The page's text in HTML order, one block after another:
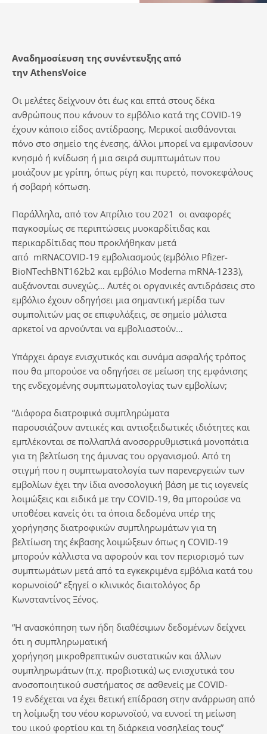
Αναδημοσίευση της συνέντευξης από
την AthensVoice
Οι μελέτες δείχνουν ότι έως και επτά στους δέκα
ανθρώπους που κάνουν το εμβόλιο κατά της COVID-19
έχουν κάποιο είδος αντίδρασης. Μερικοί αισθάνονται
πόνο στο σημείο της ένεσης, άλλοι μπορεί να εμφανίσουν
κνησμό ή κνίδωση ή μια σειρά συμπτωμάτων που
μοιάζουν με γρίπη, όπως ρίγη και πυρετό, πονοκεφάλους
ή σοβαρή κόπωση.
Παράλληλα, από τον Απρίλιο του 2021 οι αναφορές
παγκοσμίως σε περιπτώσεις μυοκαρδίτιδας και
περικαρδίτιδας που προκλήθηκαν μετά
από mRNACOVID-19 εμβολιασμούς (εμβόλιο Pfizer-
BioNTechBNT162b2 και εμβόλιο Moderna mRNA-1233),
αυξάνονται συνεχώς… Αυτές οι οργανικές αντιδράσεις στο
εμβόλιο έχουν οδηγήσει μια σημαντική μερίδα των
συμπολιτών μας σε επιφυλάξεις, σε σημείο μάλιστα
αρκετοί να αρνούνται να εμβολιαστούν…
Υπάρχει άραγε ενισχυτικός και συνάμα ασφαλής τρόπος
που θα μπορούσε να οδηγήσει σε μείωση της εμφάνισης
της ενδεχομένης συμπτωματολογίας των εμβολίων;
“Διάφορα διατροφικά συμπληρώματα
παρουσιάζουν αντιικές και αντιοξειδωτικές ιδιότητες και
εμπλέκονται σε πολλαπλά ανοσορρυθμιστικά μονοπάτια
για τη βελτίωση της άμυνας του οργανισμού. Από τη
στιγμή που η συμπτωματολογία των παρενεργειών των
εμβολίων έχει την ίδια ανοσολογική βάση με τις ιογενείς
λοιμώξεις και ειδικά με την COVID-19, θα μπορούσε να
υποθέσει κανείς ότι τα όποια δεδομένα υπέρ της
χορήγησης διατροφικών συμπληρωμάτων για τη
βελτίωση της έκβασης λοιμώξεων όπως η COVID-19
μπορούν κάλλιστα να αφορούν και τον περιορισμό των
συμπτωμάτων μετά από τα εγκεκριμένα εμβόλια κατά του
κορωνοϊού” εξηγεί ο κλινικός διαιτολόγος δρ
Κωνσταντίνος Ξένος.
“Η ανασκόπηση των ήδη διαθέσιμων δεδομένων δείχνει
ότι η συμπληρωματική
χορήγηση μικροθρεπτικών συστατικών και άλλων
συμπληρωμάτων (π.χ. προβιοτικά) ως ενισχυτικά του
ανοσοποιητικού συστήματος σε ασθενείς με COVID-
19 ενδέχεται να έχει θετική επίδραση στην ανάρρωση από
τη λοίμωξη του νέου κορωνοϊού, να ευνοεί τη μείωση
του ιικού φορτίου και τη διάρκεια νοσηλείας τους”